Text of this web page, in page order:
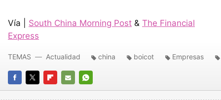
Vía | South China Morning Post & The Financial
Express
FACEBOOK
TWITTERFLIPBOARD
E-
WHATSAPP
TEMAS Actualidad china boicot Empresas